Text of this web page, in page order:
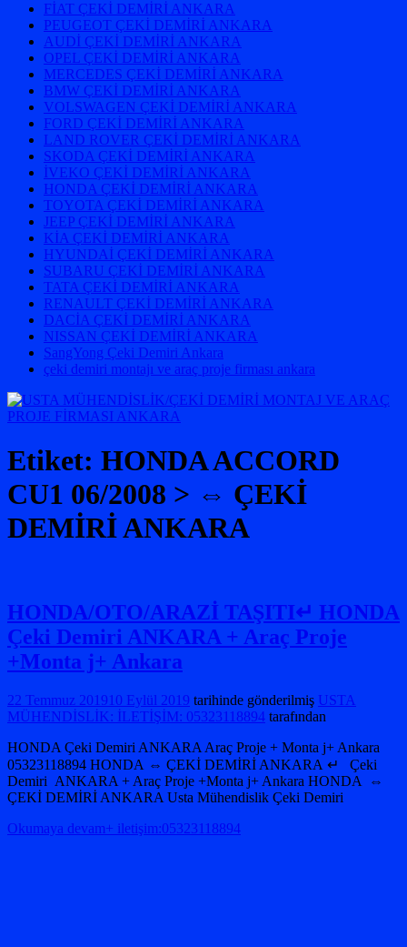
FİAT ÇEKİ DEMİRİ ANKARA
PEUGEOT ÇEKİ DEMİRİ ANKARA
AUDİ ÇEKİ DEMİRİ ANKARA
OPEL ÇEKİ DEMİRİ ANKARA
MERCEDES ÇEKİ DEMİRİ ANKARA
BMW ÇEKİ DEMİRİ ANKARA
VOLSWAGEN ÇEKİ DEMİRİ ANKARA
FORD ÇEKİ DEMİRİ ANKARA
LAND ROVER ÇEKİ DEMİRİ ANKARA
SKODA ÇEKİ DEMİRİ ANKARA
İVEKO ÇEKİ DEMİRİ ANKARA
HONDA ÇEKİ DEMİRİ ANKARA
TOYOTA ÇEKİ DEMİRİ ANKARA
JEEP ÇEKİ DEMİRİ ANKARA
KİA ÇEKİ DEMİRİ ANKARA
HYUNDAİ ÇEKİ DEMİRİ ANKARA
SUBARU ÇEKİ DEMİRİ ANKARA
TATA ÇEKİ DEMİRİ ANKARA
RENAULT ÇEKİ DEMİRİ ANKARA
DACİA ÇEKİ DEMİRİ ANKARA
NISSAN ÇEKİ DEMİRİ ANKARA
SangYong Çeki Demiri Ankara
çeki demiri montajı ve araç proje firması ankara
Etiket: HONDA ACCORD
CU1 06/2008 > ⇔ ÇEKİ
DEMİRİ ANKARA
HONDA/OTO/ARAZİ TAŞITI↵ HONDA
Çeki Demiri ANKARA + Araç Proje
+Monta j+ Ankara
22 Temmuz 201910 Eylül 2019 tarihinde gönderilmiş USTA
MÜHENDİSLİK: İLETİŞİM: 05323118894 tarafından
HONDA Çeki Demiri ANKARA Araç Proje + Monta j+ Ankara
05323118894 HONDA ⇔ ÇEKİ DEMİRİ ANKARA ↵ Çeki
Demiri ANKARA + Araç Proje +Monta j+ Ankara HONDA ⇔
ÇEKİ DEMİRİ ANKARA Usta Mühendislik Çeki Demiri
Okumaya devam+ iletişim:05323118894